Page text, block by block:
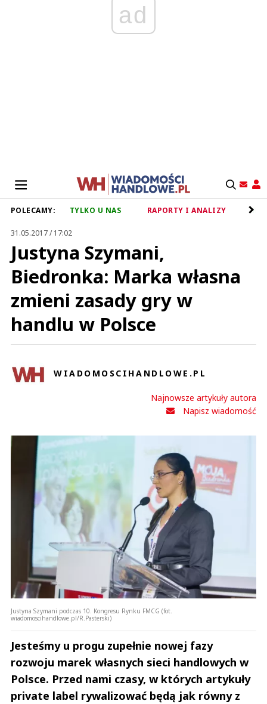
ad
POLECAMY: TYLKO U NAS RAPORTY I ANALIZY
31.05.2017 / 17:02
Justyna Szymani,
Biedronka: Marka własna
zmieni zasady gry w
handlu w Polsce
WIADOMOSCIHANDLOWE.PL
Najnowsze artykuły autora
Napisz wiadomość
Justyna Szymani podczas 10. Kongresu Rynku FMCG (fot.
wiadomoscihandlowe.pl/R.Pasterski)
Jesteśmy u progu zupełnie nowej fazy
rozwoju marek własnych sieci handlowych w
Polsce. Przed nami czasy, w których artykuły
private label rywalizować będą jak równy z